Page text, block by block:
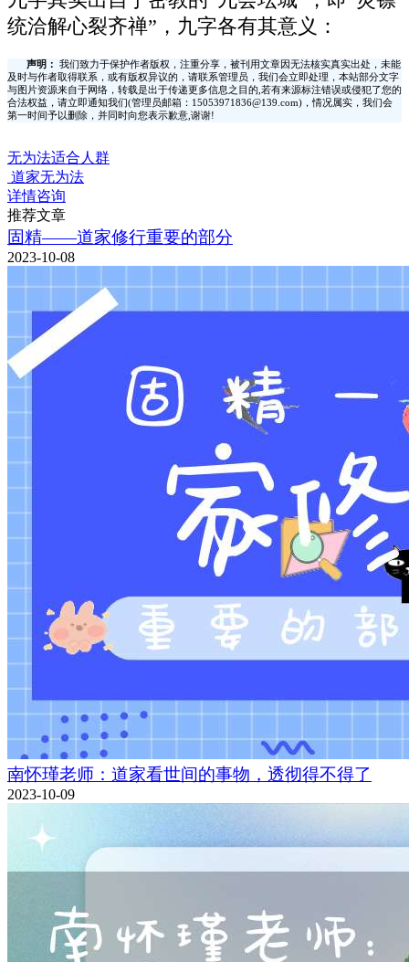
统洽解心裂齐禅”，九字各有其意义：
声明：
我们致力于保护作者版权，注重分享，被刊用文章因无法核实真实出处，未能
及时与作者取得联系，或有版权异议的，请联系管理员，我们会立即处理，本站部分文字
与图片资源来自于网络，转载是出于传递更多信息之目的,若有来源标注错误或侵犯了您的
合法权益，请立即通知我们(管理员邮箱：15053971836@139.com)，情况属实，我们会
第一时间予以删除，并同时向您表示歉意,谢谢!
无为法适合人群
道家无为法
详情咨询
推荐文章
固精——道家修行重要的部分
2023-10-08
南怀瑾老师：道家看世间的事物，透彻得不得了
2023-10-09